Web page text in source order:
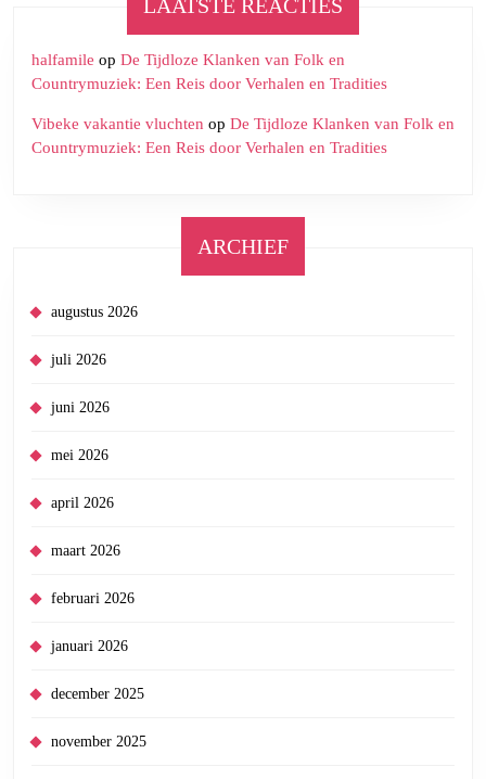
LAATSTE REACTIES
halfamile op De Tijdloze Klanken van Folk en
Countrymuziek: Een Reis door Verhalen en Tradities
Vibeke vakantie vluchten op De Tijdloze Klanken van Folk en
Countrymuziek: Een Reis door Verhalen en Tradities
ARCHIEF
augustus 2026
juli 2026
juni 2026
mei 2026
april 2026
maart 2026
februari 2026
januari 2026
december 2025
november 2025